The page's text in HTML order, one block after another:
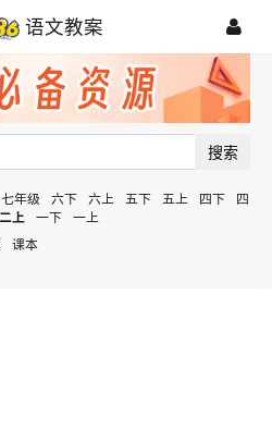
语文教案
搜索
七年级 六下 六上 五下 五上 四下
四
二上 一下
一上
课本